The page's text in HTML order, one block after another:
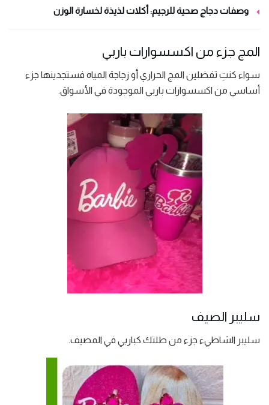
وصفات دجاج صحية للرجيم: أكلات لذيذة لخسارة الوزن
المج جزء من اكسسوارات باربي
سواء كنتِ تفضلين المج الحراري أو زجاجة المياه فستجدينها جزء
أساسي من اكسسوارات باربي الموجودة في الأسواق.
سليبر الصيف
سليبر الشاطيء جزء من طلتك كباربي في المصيف.